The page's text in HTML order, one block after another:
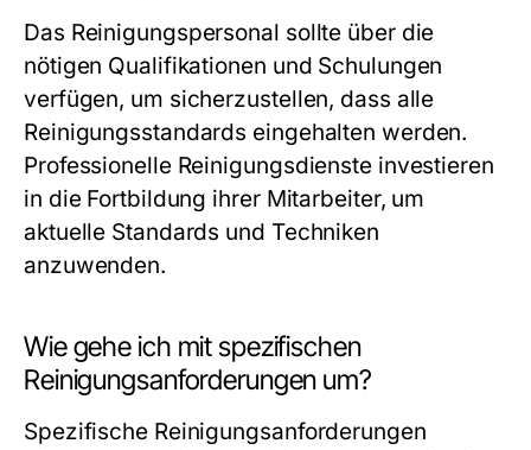
Das Reinigungspersonal sollte über die
nötigen Qualifikationen und Schulungen
verfügen, um sicherzustellen, dass alle
Reinigungsstandards eingehalten werden.
Professionelle Reinigungsdienste investieren
in die Fortbildung ihrer Mitarbeiter, um
aktuelle Standards und Techniken
anzuwenden.
Wie gehe ich mit spezifischen
Reinigungsanforderungen um?
Spezifische Reinigungsanforderungen